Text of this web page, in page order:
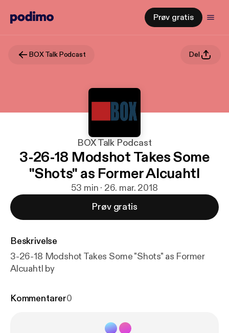
Prøv gratis
BOX Talk Podcast Del
BOX Talk Podcast
3-26-18 Modshot Takes Some
"Shots" as Former Alcuahtl
53 min · 26. mar. 2018
Prøv gratis
Beskrivelse
3-26-18 Modshot Takes Some "Shots" as Former
Alcuahtl by
Kommentarer0